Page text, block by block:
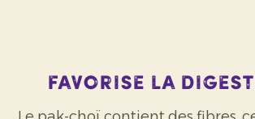
Favorise la